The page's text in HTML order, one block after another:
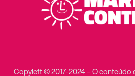
Copyleft © 2017-2024 – O conteúdo